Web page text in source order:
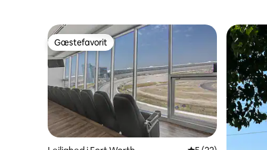
Gæstefavorit
Gæstefavorit